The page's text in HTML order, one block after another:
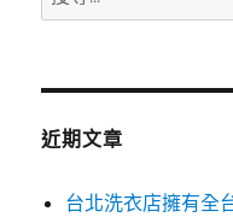
尋
鍵
近期文章
台北洗衣店擁有全